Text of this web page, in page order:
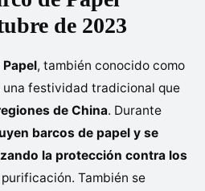
de 2023
, también conocido como
una festividad tradicional que
de China. Durante
barcos de papel y se
la protección contra los
También se